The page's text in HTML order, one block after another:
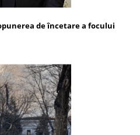
de încetare a focului